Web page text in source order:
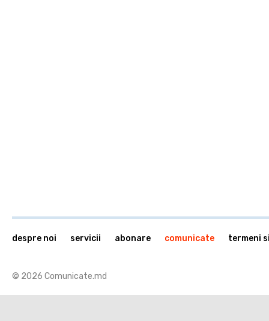
© 2026 Comunicate.md
despre noi servicii abonare comunicate termeni